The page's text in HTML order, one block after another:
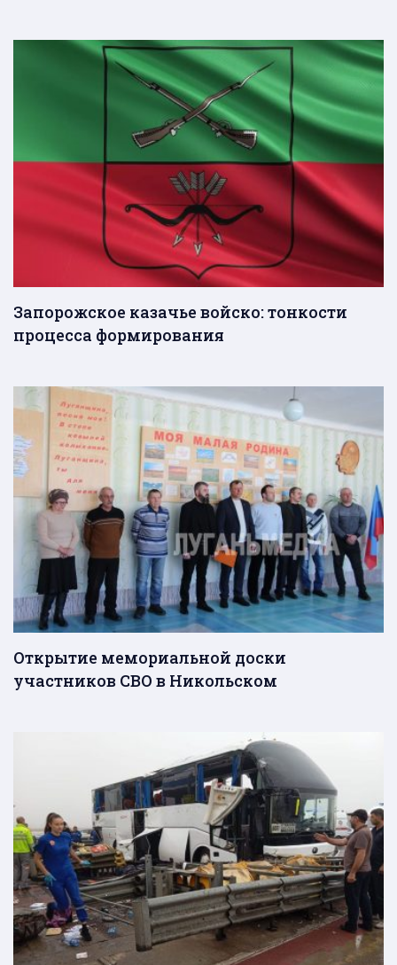
Запорожское казачье войско: тонкости
процесса формирования
Открытие мемориальной доски
участников СВО в Никольском